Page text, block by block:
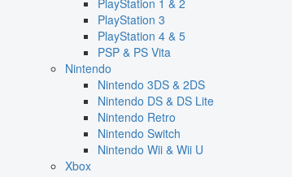
PlayStation 3
PlayStation 4 & 5
PSP & PS Vita
Nintendo
Nintendo 3DS & 2DS
Nintendo DS & DS Lite
Nintendo Retro
Nintendo Switch
Nintendo Wii & Wii U
Xbox